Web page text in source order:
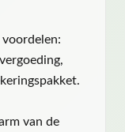
van de